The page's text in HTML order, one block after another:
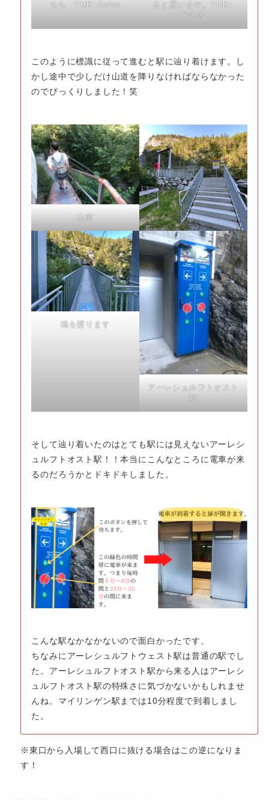
ちら YUKi-Swiss
ると思いきや。YUKi-
Swiss
このように標識に従って進むと駅に辿り着けます。し
かし途中で少しだけ山道を降りなければならなかった
のでびっくりしました！笑
山道
橋を渡ります
アーレシュルフトオスト
駅
そして辿り着いたのはとても駅には見えないアーレシ
ュルフトオスト駅！！本当にこんなところに電車が来
るのだろうかとドキドキしました。
こんな駅なかなかないので面白かったです。
ちなみにアーレシュルフトウェスト駅は普通の駅でし
た。アーレシュルフトオスト駅から来る人はアーレシ
ュルフトオスト駅の特殊さに気づかないかもしれませ
んね。マイリンゲン駅までは10分程度で到着しまし
た。
※東口から入場して西口に抜ける場合はこの逆になりま
す！